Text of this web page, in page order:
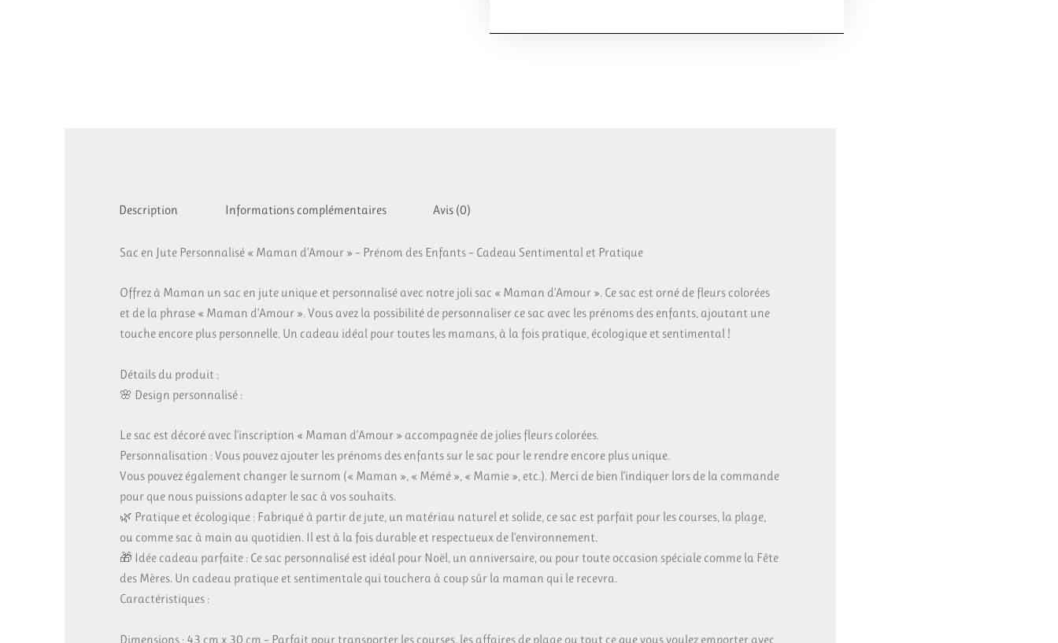
Description Informations complémentaires Avis (0)
Sac en Jute Personnalisé « Maman d’Amour » – Prénom des Enfants – Cadeau Sentimental et Pratique
Offrez à Maman un sac en jute unique et personnalisé avec notre joli sac « Maman d’Amour ». Ce sac est orné de fleurs colorées
et de la phrase « Maman d’Amour ». Vous avez la possibilité de personnaliser ce sac avec les prénoms des enfants, ajoutant une
touche encore plus personnelle. Un cadeau idéal pour toutes les mamans, à la fois pratique, écologique et sentimental !
Détails du produit :
🌸 Design personnalisé :
Le sac est décoré avec l’inscription « Maman d’Amour » accompagnée de jolies fleurs colorées.
Personnalisation : Vous pouvez ajouter les prénoms des enfants sur le sac pour le rendre encore plus unique.
Vous pouvez également changer le surnom (« Maman », « Mémé », « Mamie », etc.). Merci de bien l’indiquer lors de la commande
pour que nous puissions adapter le sac à vos souhaits.
🌿 Pratique et écologique : Fabriqué à partir de jute, un matériau naturel et solide, ce sac est parfait pour les courses, la plage,
ou comme sac à main au quotidien. Il est à la fois durable et respectueux de l’environnement.
🎁 Idée cadeau parfaite : Ce sac personnalisé est idéal pour Noël, un anniversaire, ou pour toute occasion spéciale comme la Fête
des Mères. Un cadeau pratique et sentimentale qui touchera à coup sûr la maman qui le recevra.
Caractéristiques :
Dimensions : 43 cm x 30 cm – Parfait pour transporter les courses, les affaires de plage ou tout ce que vous voulez emporter avec